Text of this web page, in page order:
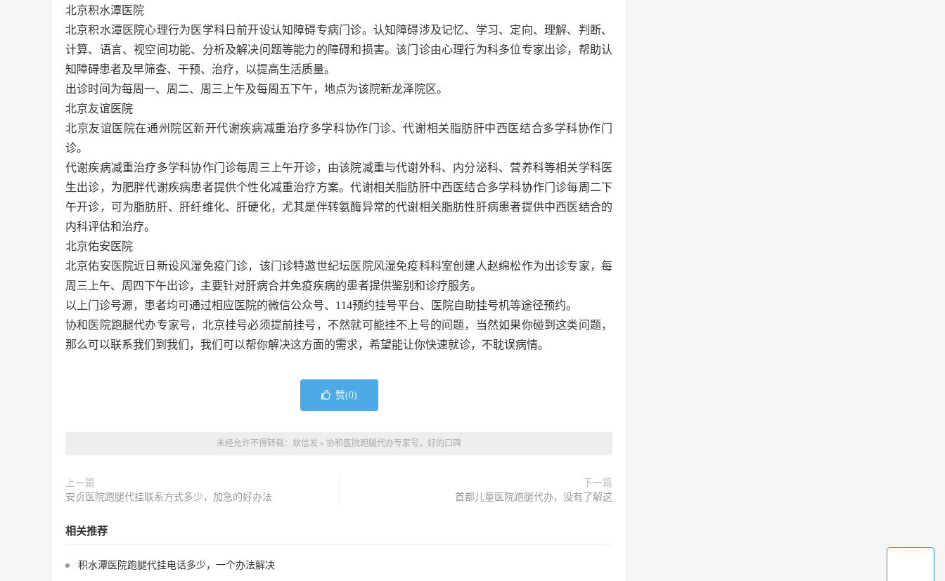
北京积水潭医院
北京积水潭医院心理行为医学科日前开设认知障碍专病门诊。认知障碍涉及记忆、学习、定向、理解、判断、
计算、语言、视空间功能、分析及解决问题等能力的障碍和损害。该门诊由心理行为科多位专家出诊，帮助认
知障碍患者及早筛查、干预、治疗，以提高生活质量。
出诊时间为每周一、周二、周三上午及每周五下午，地点为该院新龙泽院区。
北京友谊医院
北京友谊医院在通州院区新开代谢疾病减重治疗多学科协作门诊、代谢相关脂肪肝中西医结合多学科协作门
诊。
代谢疾病减重治疗多学科协作门诊每周三上午开诊，由该院减重与代谢外科、内分泌科、营养科等相关学科医
生出诊，为肥胖代谢疾病患者提供个性化减重治疗方案。代谢相关脂肪肝中西医结合多学科协作门诊每周二下
午开诊，可为脂肪肝、肝纤维化、肝硬化，尤其是伴转氨酶异常的代谢相关脂肪性肝病患者提供中西医结合的
内科评估和治疗。
北京佑安医院
北京佑安医院近日新设风湿免疫门诊，该门诊特邀世纪坛医院风湿免疫科科室创建人赵绵松作为出诊专家，每
周三上午、周四下午出诊，主要针对肝病合并免疫疾病的患者提供鉴别和诊疗服务。
以上门诊号源，患者均可通过相应医院的微信公众号、114预约挂号平台、医院自助挂号机等途径预约。
协和医院跑腿代办专家号，北京挂号必须提前挂号，不然就可能挂不上号的问题，当然如果你碰到这类问题，
那么可以联系我们到我们，我们可以帮你解决这方面的需求，希望能让你快速就诊，不耽误病情。
赞(0)
未经允许不得转载： 软信发 » 协和医院跑腿代办专家号，好的口碑
上一篇
安贞医院跑腿代挂联系方式多少，加急的好办法
下一篇
首都儿童医院跑腿代办，没有了解这
相关推荐
积水潭医院跑腿代挂电话多少，一个办法解决